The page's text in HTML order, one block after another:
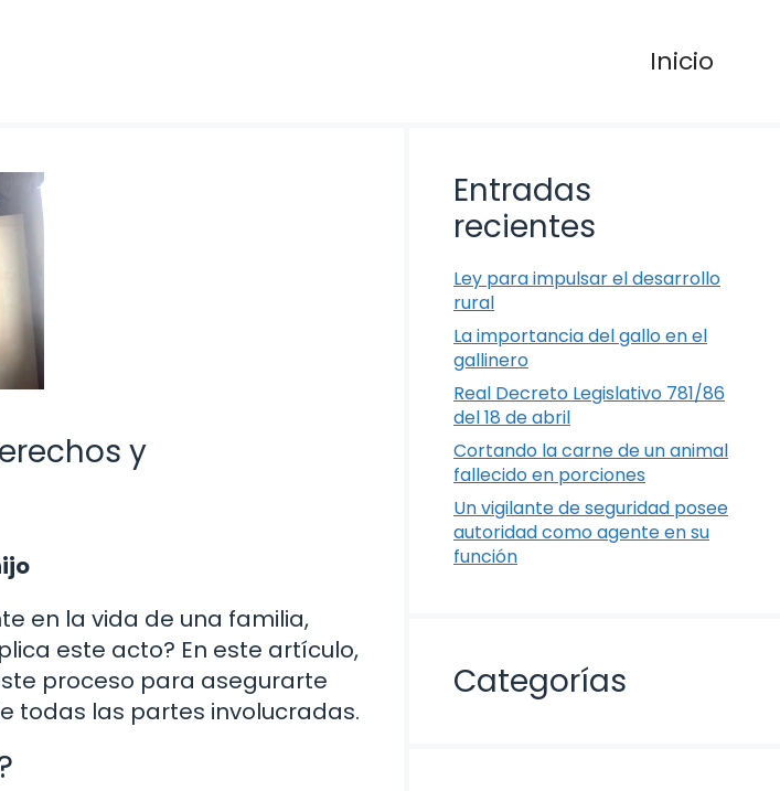
Inicio
y
en la vida de una familia,
este acto? En este artículo,
proceso para asegurarte
todas las partes involucradas.
Entradas
recientes
Ley para impulsar el desarrollo
rural
La importancia del gallo en el
gallinero
Real Decreto Legislativo 781/86
del 18 de abril
Cortando la carne de un animal
fallecido en porciones
Un vigilante de seguridad posee
autoridad como agente en su
función
Categorías